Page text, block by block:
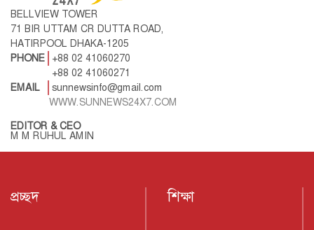
BELLVIEW TOWER
71 BIR UTTAM CR DUTTA ROAD,
HATIRPOOL DHAKA-1205
PHONE
+88 02 41060270
+88 02 41060271
EMAIL
sunnewsinfo@gmail.com
WWW.SUNNEWS24X7.COM
EDITOR & CEO
M M RUHUL AMIN
প্রচ্ছদ শিক্ষা